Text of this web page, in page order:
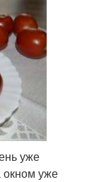
уже
окном уже